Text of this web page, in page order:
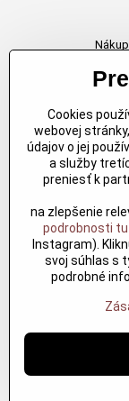
Každy produkt je
Kvalitné
Predvoľby
Cookies
webovej
údajov o jej
a služby
preniesť k
na zlepšenie
podrobnosti tu
Instagram).
svoj súhlas s
podrobné